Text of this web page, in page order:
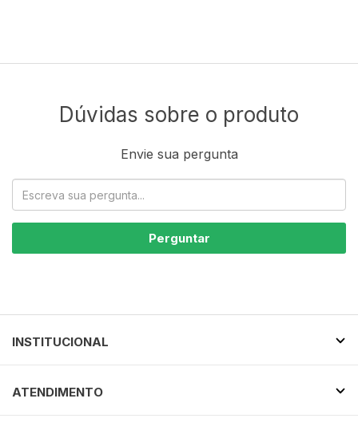
Dúvidas sobre o produto
Envie sua pergunta
Perguntar
INSTITUCIONAL
ATENDIMENTO